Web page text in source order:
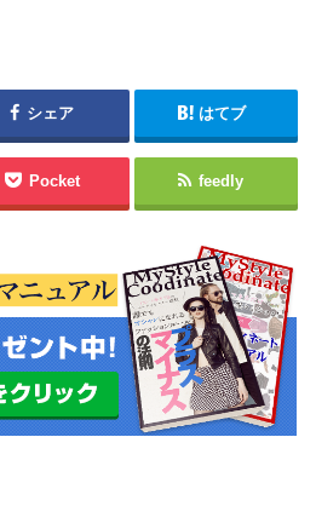
シェア はてブ
Pocket feedly